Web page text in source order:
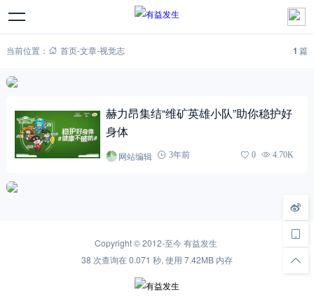
当前位置： 首页-文章-视觉志 1 篇
赫力昂集结“维矿英雄小队”助你稳护好
身体
网站编辑 3年前 0 4.70K
Copyright © 2012-至今有益发生
38 次查询在 0.071 秒, 使用 7.42MB 内存